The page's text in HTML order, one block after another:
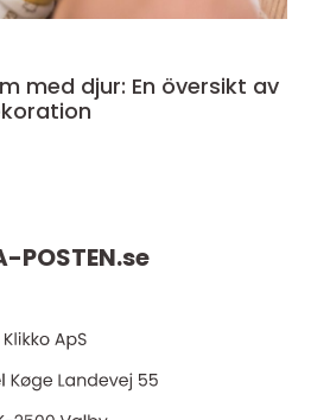
med djur: En översikt av
POSTEN.se